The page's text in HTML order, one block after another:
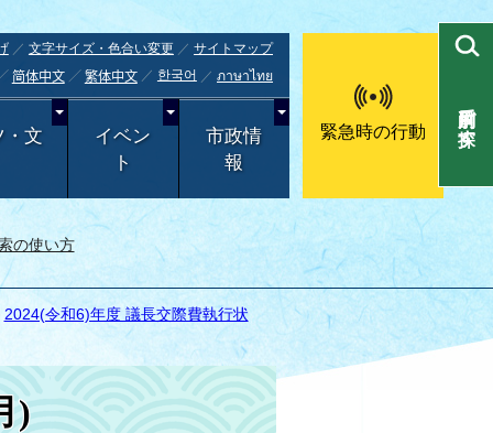
文字サイズ・色合い変更
サイトマップ
简体中文 繁体中文 한국어 ภาษาไทย
・文
イベン
ト
市政情
報
緊急時の行動
の使い方
目的別で探す
2024(令和6)年度 議長交際費執行状
)